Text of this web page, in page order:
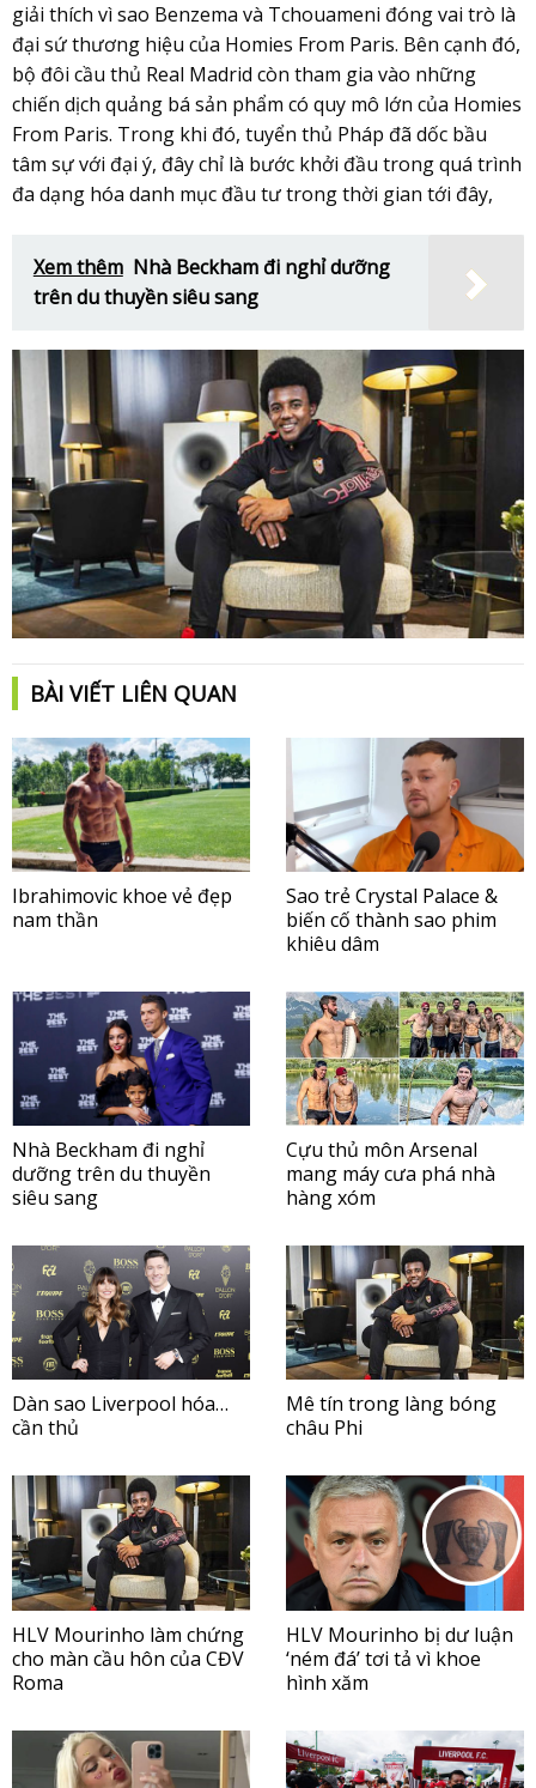
giải thích vì sao Benzema và Tchouameni đóng vai trò là
đại sứ thương hiệu của Homies From Paris. Bên cạnh đó,
bộ đôi cầu thủ Real Madrid còn tham gia vào những
chiến dịch quảng bá sản phẩm có quy mô lớn của Homies
From Paris. Trong khi đó, tuyển thủ Pháp đã dốc bầu
tâm sự với đại ý, đây chỉ là bước khởi đầu trong quá trình
đa dạng hóa danh mục đầu tư trong thời gian tới đây,
Xem thêm Nhà Beckham đi nghỉ dưỡng
trên du thuyền siêu sang
BÀI VIẾT LIÊN QUAN
Ibrahimovic khoe vẻ đẹp
nam thần
Sao trẻ Crystal Palace &
biến cố thành sao phim
khiêu dâm
Nhà Beckham đi nghỉ
dưỡng trên du thuyền
siêu sang
Cựu thủ môn Arsenal
mang máy cưa phá nhà
hàng xóm
Dàn sao Liverpool hóa…
cần thủ
Mê tín trong làng bóng
châu Phi
HLV Mourinho làm chứng
cho màn cầu hôn của CĐV
Roma
HLV Mourinho bị dư luận
‘ném đá’ tơi tả vì khoe
hình xăm